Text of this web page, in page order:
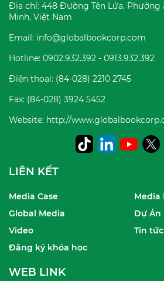
Địa chỉ: 448 Đường Tên Lửa, Phường
Minh, Việt Nam
Email: info@globalbookcorp.com
Hotline: 0902.932.392 - 0913.932.392
Điện thoại: (84-028) 2210 2745
Fax: (84-028) 3924 5452
Website: http://
LIÊN KẾT
Media Case
Media
Global Media
Dự Án
Video
Tin tức
Đăng ký khóa học
WEB LINK